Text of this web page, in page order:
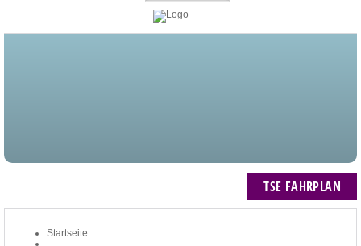
TSE FAHRPLAN
Startseite